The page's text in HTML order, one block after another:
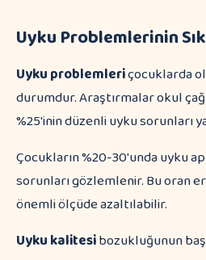
Uyku Problemlerinin
Uyku problemleriçocuklarda
durumdur. Araştırmalar okul
%25'inin düzenli uyku sorunları
Çocukların %20-30'unda uyku
sorunları gözlemlenir. Bu oran
önemli ölçüde azaltılabilir.
Uyku kalitesibozukluğunun